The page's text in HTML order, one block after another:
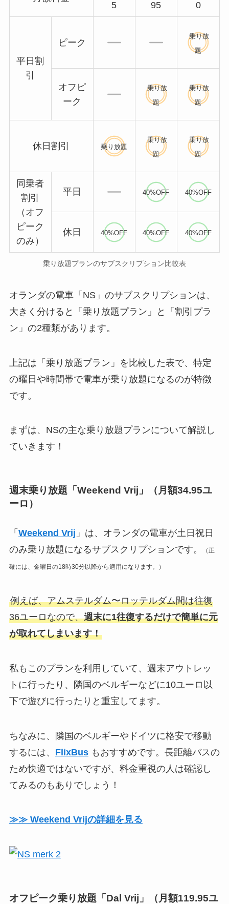
5
95
0
平日割
引
ピーク
乗り放
題
オフピ
ーク
乗り放
題
乗り放
題
休日割引 乗り放題
乗り放
題
乗り放
題
同乗者
割引
（オフ
ピーク
のみ）
平日 40%OFF 40%OFF
休日 40%OFF 40%OFF 40%OFF
乗り放題プランのサブスクリプション比較表
オランダの電車「NS」のサブスクリプションは、
大きく分けると「乗り放題プラン」と「割引プラ
ン」の2種類があります。
上記は「乗り放題プラン」を比較した表で、特定
の曜日や時間帯で電車が乗り放題になるのが特徴
です。
まずは、NSの主な乗り放題プランについて解説し
ていきます！
週末乗り放題「Weekend Vrij」（月額34.95ユ
ーロ）
「 Weekend Vrij 」は、オランダの電車が土日祝日
のみ乗り放題になるサブスクリプションです。
（正
確には、金曜日の18時30分以降から適用になります。）
例えば、アムステルダム〜ロッテルダム間は往復
36ユーロなので、週末に1往復するだけで簡単に元
が取れてしまいます！
私もこのプランを利用していて、週末アウトレッ
トに行ったり、隣国のベルギーなどに10ユーロ以
下で遊びに行ったりと重宝してます。
ちなみに、隣国のベルギーやドイツに格安で移動
するには、 FlixBus もおすすめです。長距離バスの
ため快適ではないですが、料金重視の人は確認し
てみるのもありでしょう！
≫≫ Weekend Vrijの詳細を見る
オフピーク乗り放題「Dal Vrij」（月額119.95ユ